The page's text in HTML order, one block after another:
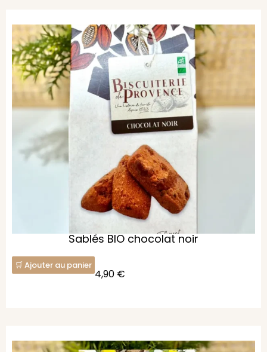
Sablés BIO chocolat noir
Ajouter au panier
4,90 €